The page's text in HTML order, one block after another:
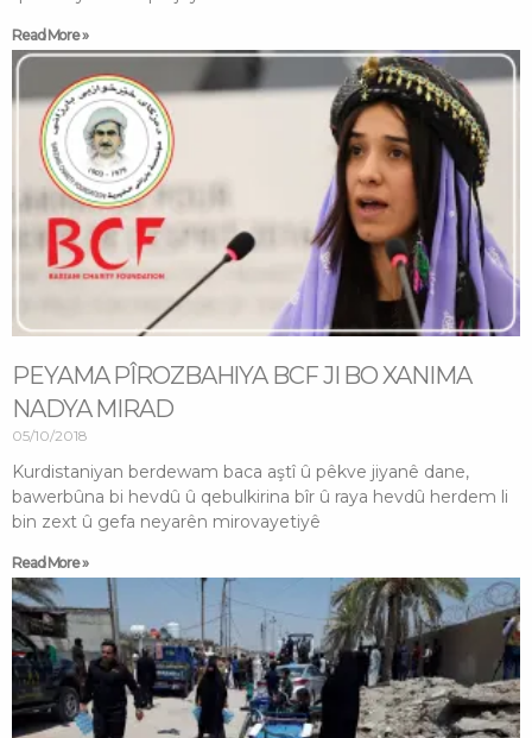
Read More »
PEYAMA PÎROZBAHIYA BCF JI BO XANIMA
NADYA MIRAD
05/10/2018
Kurdistaniyan berdewam baca aştî û pêkve jiyanê dane,
bawerbûna bi hevdû û qebulkirina bîr û raya hevdû herdem li
bin zext û gefa neyarên mirovayetiyê
Read More »